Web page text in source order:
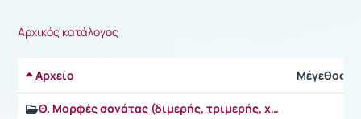
Αρχικός κατάλογος
Αρχείο Μέγεθος
Θ. Μορφές σονάτας (διμερής, τριμερής, χωρίς επεξεργασία)